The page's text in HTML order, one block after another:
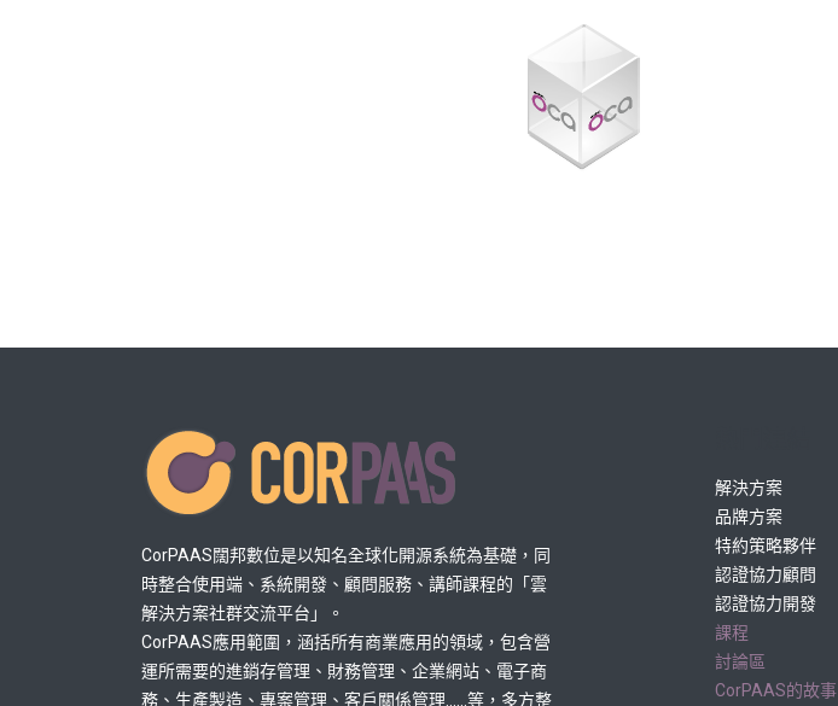
CorPAAS闊邦數位是以知名全球化開源系統為基礎，同
時整合使用端、系統開發、顧問服務、講師課程的「雲
解決方案社群交流平台」。
CorPAAS應用範圍，涵括所有商業應用的領域，包含營
運所需要的進銷存管理、財務管理、企業網站、電子商
務、生產製造、專案管理、客戶關係管理......等，多方整
解決方案
品牌方案
特約策略夥伴
認證協力顧問
認證協力開發
課程
討論區
CorPAAS的故事